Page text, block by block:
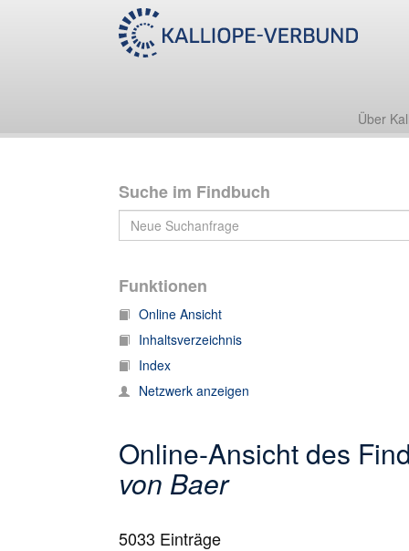
Über
Suche im Findbuch
Funktionen
Online Ansicht
Inhaltsverzeichnis
Index
Netzwerk anzeigen
Online-Ansicht des
von Baer
5033 Einträge
Nachlass Karl Ernst von Baer
1. Briefe